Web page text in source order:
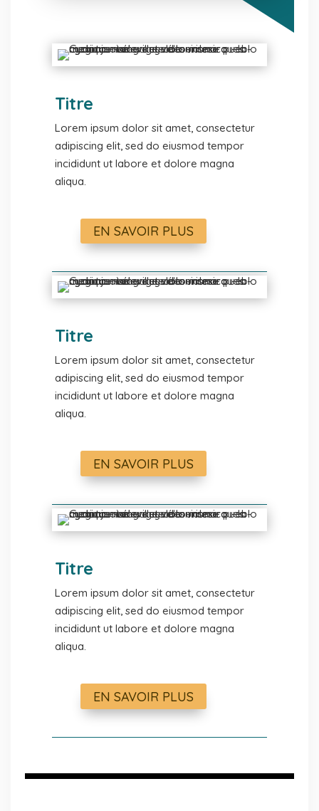
Titre
Lorem ipsum dolor sit amet, consectetur
adipiscing elit, sed do eiusmod tempor
incididunt ut labore et dolore magna
aliqua.
EN SAVOIR PLUS
Titre
Lorem ipsum dolor sit amet, consectetur
adipiscing elit, sed do eiusmod tempor
incididunt ut labore et dolore magna
aliqua.
EN SAVOIR PLUS
Titre
Lorem ipsum dolor sit amet, consectetur
adipiscing elit, sed do eiusmod tempor
incididunt ut labore et dolore magna
aliqua.
EN SAVOIR PLUS